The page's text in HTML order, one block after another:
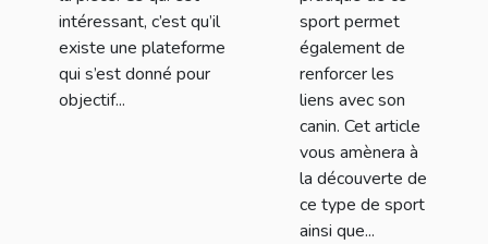
intéressant, c’est qu’il
existe une plateforme
qui s’est donné pour
objectif...
sport permet
également de
renforcer les
liens avec son
canin. Cet article
vous amènera à
la découverte de
ce type de sport
ainsi que...